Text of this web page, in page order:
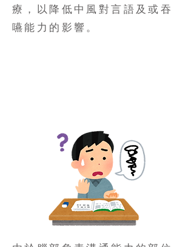
療，以降低中風對言語及或吞
嚥能力的影響。